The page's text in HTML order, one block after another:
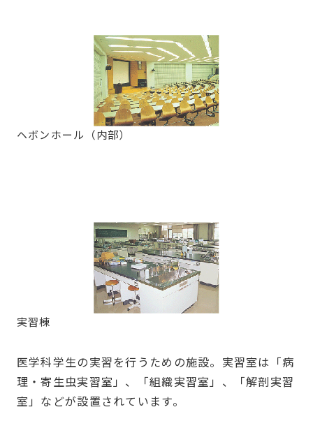
ヘボンホール（内部）
実習棟
医学科学生の実習を行うための施設。実習室は「病
理・寄生虫実習室」、「組織実習室」、「解剖実習
室」などが設置されています。